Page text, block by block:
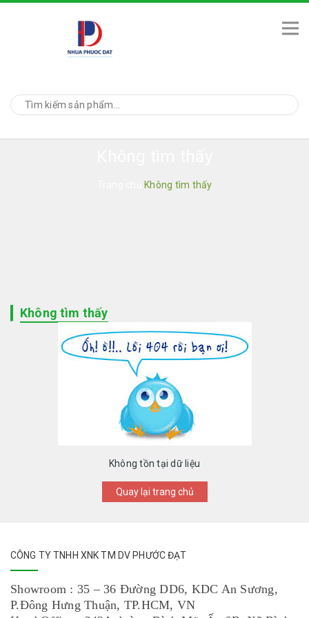
Không tìm thấy
Không tìm thấy
Không tồn tại dữ liệu
Quay lại trang chủ
CÔNG TY TNHH XNK TM DV PHƯỚC ĐẠT
Showroom : 35 – 36 Đường DD6, KDC An Sương,
P.Đông Hưng Thuận, TP.HCM, VN